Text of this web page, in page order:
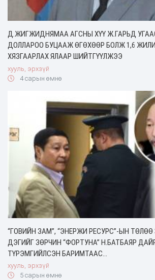
Д.ЖИГЖИДНЯМАА АГСНЫ ХҮҮ Ж.ГАРЬД
ДОЛЛАРОО БУЦААЖ ӨГӨХӨӨР БОЛЖ 1,6
ХЯЗГААРЛАХ ЯЛААР ШИЙТГҮҮЛЖЭЭ
хууль, эрхзүй
4 сарын өмнө
“ГОВИЙН ЗАМ”, “ЭНЕРЖИ РЕСУРС”-ЫН
ДЭГИЙГ ЗӨРЧИН “ФОРТУНА” Н.БАТБАЯР
ТҮРЭМГИЙЛСЭН БАРИМТААС…
хууль, эрхзүй
5 сарын өмнө